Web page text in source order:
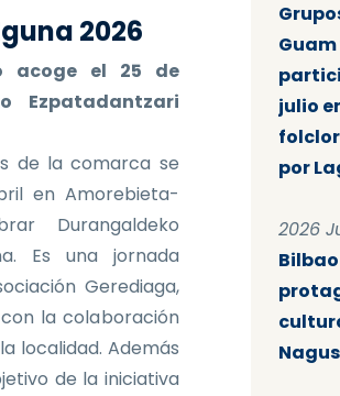
2026
acoge el 25 de
Ezpatadantzari
de la comarca se
en Amorebieta-
Durangaldeko
Es una jornada
Gerediaga,
la colaboración
localidad. Además
de la iniciativa
julio
por
2026